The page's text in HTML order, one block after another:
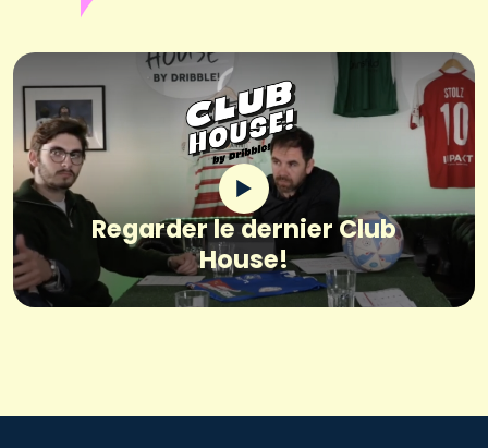
Regarder le dernier Club
House!